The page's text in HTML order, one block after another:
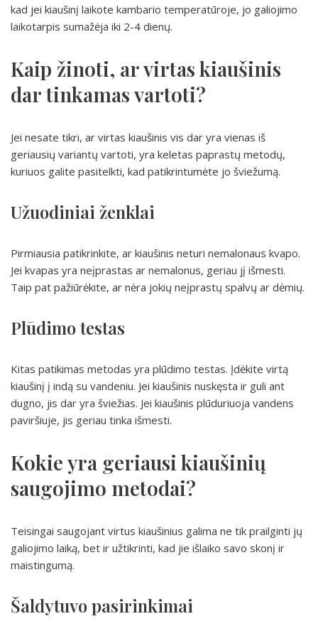
kad jei kiaušinį laikote kambario temperatūroje, jo galiojimo
laikotarpis sumažėja iki 2-4 dienų.
Kaip žinoti, ar virtas kiaušinis
dar tinkamas vartoti?
Jei nesate tikri, ar virtas kiaušinis vis dar yra vienas iš
geriausių variantų vartoti, yra keletas paprastų metodų,
kuriuos galite pasitelkti, kad patikrintumėte jo šviežumą.
Užuodiniai ženklai
Pirmiausia patikrinkite, ar kiaušinis neturi nemalonaus kvapo.
Jei kvapas yra neįprastas ar nemalonus, geriau jį išmesti.
Taip pat pažiūrėkite, ar nėra jokių neįprastų spalvų ar dėmių.
Plūdimo testas
Kitas patikimas metodas yra plūdimo testas. Įdėkite virtą
kiaušinį į indą su vandeniu. Jei kiaušinis nuskęsta ir guli ant
dugno, jis dar yra šviežias. Jei kiaušinis plūduriuoja vandens
paviršiuje, jis geriau tinka išmesti.
Kokie yra geriausi kiaušinių
saugojimo metodai?
Teisingai saugojant virtus kiaušinius galima ne tik prailginti jų
galiojimo laiką, bet ir užtikrinti, kad jie išlaiko savo skonį ir
maistingumą.
Šaldytuvo pasirinkimai